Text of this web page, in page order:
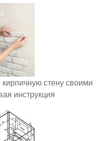
стену своими
инструкция